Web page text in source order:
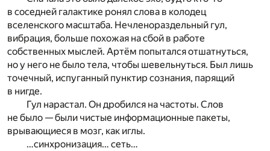
в соседней галактике ронял слова в колодец
вселенского масштаба. Нечленораздельный гул,
вибрация, больше похожая на сбой в работе
собственных мыслей. Артём попытался отшатнуться,
но у него не было тела, чтобы шевельнуться. Был лишь
точечный, испуганный пунктир сознания, парящий
в нигде.
Гул нарастал. Он дробился на частоты. Слов
не было — были чистые информационные пакеты,
врывающиеся в мозг, как иглы.
…синхронизация… сеть…